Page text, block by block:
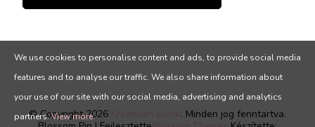
© Copyright 2026
. Minden jog fenntartva.
We use cookies to personalise content and ads, to provide social media
features and to analyse our traffic. We also share information about
your use of our site with our social media, advertising and analytics
partners.View more